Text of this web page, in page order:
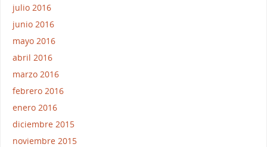
julio 2016
junio 2016
mayo 2016
abril 2016
marzo 2016
febrero 2016
enero 2016
diciembre 2015
noviembre 2015